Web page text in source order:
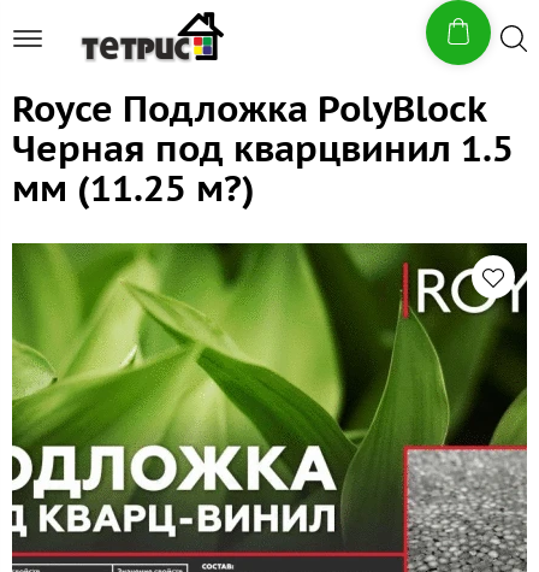
Royce Подложка PolyBlock
Черная под кварцвинил 1.5
мм (11.25 м?)